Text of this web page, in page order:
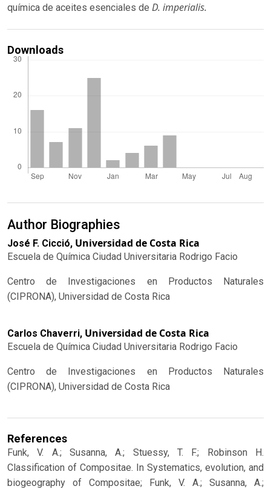
química de aceites esenciales de D. imperialis.
Downloads
Author Biographies
José F. Cicció, Universidad de Costa Rica
Escuela de Química Ciudad Universitaria Rodrigo Facio
Centro de Investigaciones en Productos Naturales
(CIPRONA), Universidad de Costa Rica
Carlos Chaverri, Universidad de Costa Rica
Escuela de Química Ciudad Universitaria Rodrigo Facio
Centro de Investigaciones en Productos Naturales
(CIPRONA), Universidad de Costa Rica
References
Funk, V. A.; Susanna, A.; Stuessy, T. F.; Robinson H.
Classification of Compositae. In Systematics, evolution, and
biogeography of Compositae; Funk, V. A.; Susanna, A.;